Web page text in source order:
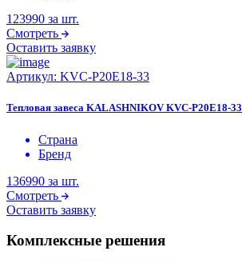
123990 за шт.
Смотреть
Оставить заявку
Артикул: KVC-P20E18-33
Тепловая завеса KALASHNIKOV KVC-P20E18-33
Страна
Бренд
136990 за шт.
Смотреть
Оставить заявку
Комплексные решения